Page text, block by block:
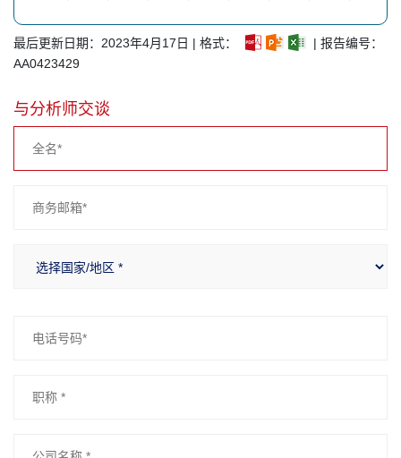
最后更新日期：2023年4月17日 | 格式：
| 报告编号：
AA0423429
与分析师交谈